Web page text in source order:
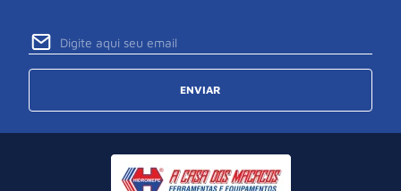
ENVIAR